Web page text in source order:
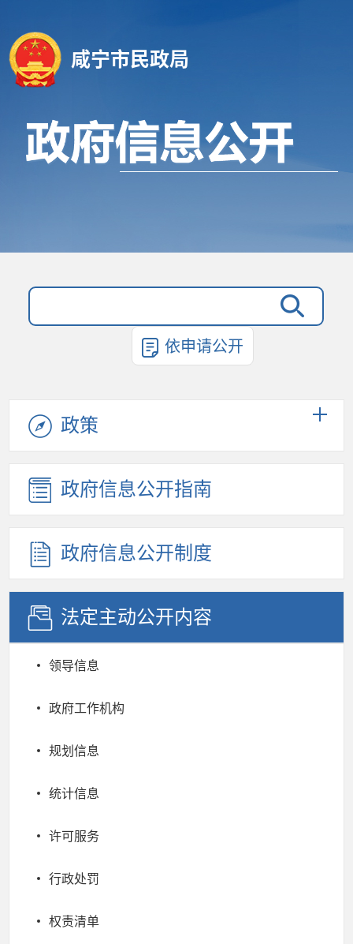
咸宁市民政局
依申请公开
政策
政府信息公开指南
政府信息公开制度
法定主动公开内容
领导信息
政府工作机构
规划信息
统计信息
许可服务
行政处罚
权责清单